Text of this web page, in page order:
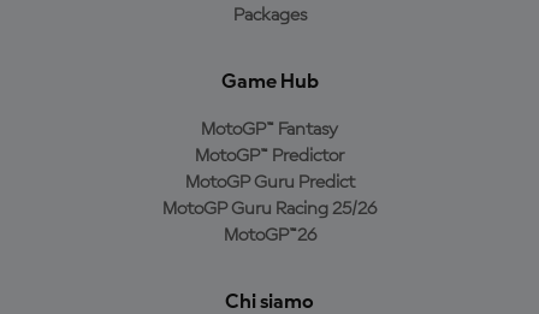
Packages
Game Hub
MotoGP™ Fantasy
MotoGP™ Predictor
MotoGP Guru Predict
MotoGP Guru Racing 25/26
MotoGP™26
Chi siamo